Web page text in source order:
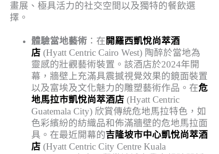
畫展、極具活力的社交空間以及獨特的餐飲選
擇。
體驗當地藝術：在開羅西凱悅尚萃酒
店 (Hyatt Centric Cairo West) 陶醉於當地為
靈感的壯觀藝術裝置。該酒店於2024年開
幕，牆壁上充滿具震撼視覺效果的鏡面裝置
以及富埃及文化魅力的雕塑藝術作品。在危
地馬拉市凱悅尚萃酒店(Hyatt Centric
Guatemala City) 欣賞傳統危地馬拉特色，如
色彩繽紛的紡織品和佈滿牆壁的危地馬拉面
具。在最近開幕的吉隆坡市中心凱悅尚萃酒
店 (Hyatt Centric City Centre Kuala